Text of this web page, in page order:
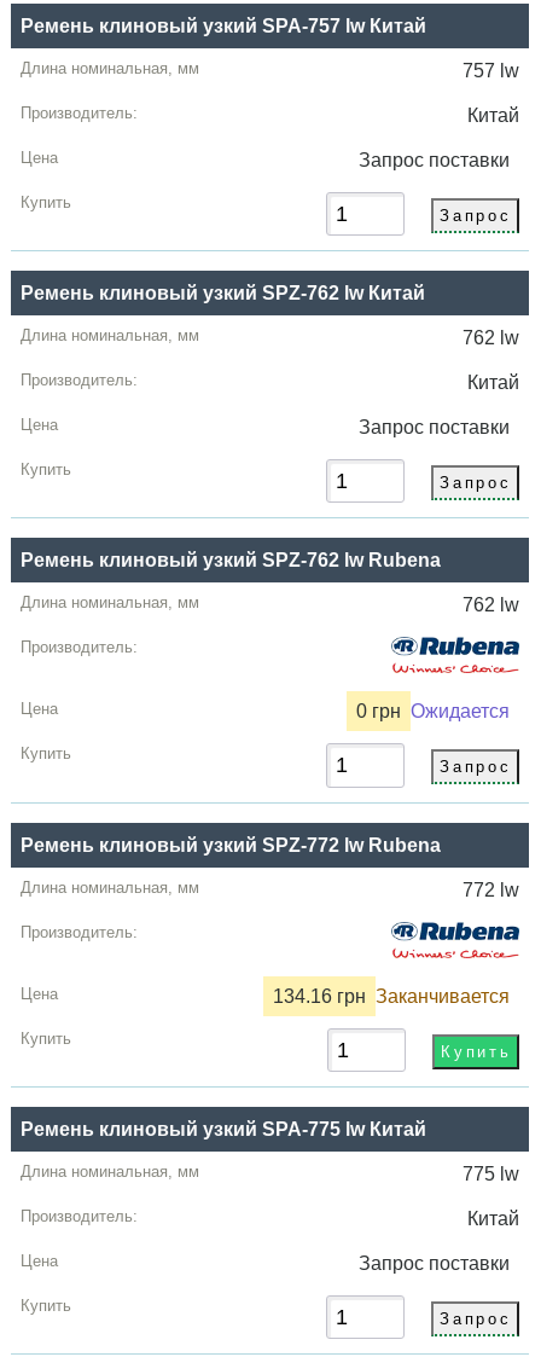
Ремень клиновый узкий SPA-757 lw Китай
757 lw
Китай
Запрос поставки
Ремень клиновый узкий SPZ-762 lw Китай
762 lw
Китай
Запрос поставки
Ремень клиновый узкий SPZ-762 lw Rubena
762 lw
0 грн Ожидается
Ремень клиновый узкий SPZ-772 lw Rubena
772 lw
134.16 грн Заканчивается
Ремень клиновый узкий SPA-775 lw Китай
775 lw
Китай
Запрос поставки